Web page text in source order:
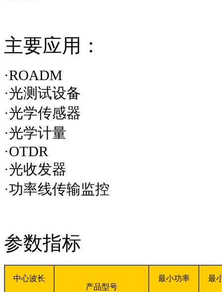
主要应用：
·ROADM
·光测试设备
·光学传感器
·光学计量
·OTDR
·光收发器
·功率线传输监控
参数指标
中心波长
产品型号
最小功率 最